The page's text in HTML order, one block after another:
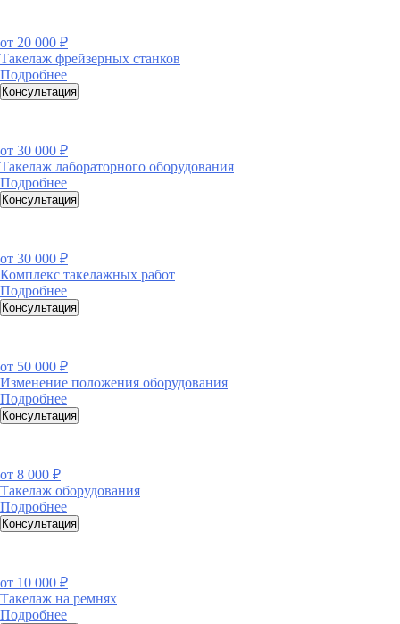
от 20 000 ₽
Такелаж фрейзерных станков
Подробнее
Консультация
от 30 000 ₽
Такелаж лабораторного оборудования
Подробнее
Консультация
от 30 000 ₽
Комплекс такелажных работ
Подробнее
Консультация
от 50 000 ₽
Изменение положения оборудования
Подробнее
Консультация
от 8 000 ₽
Такелаж оборудования
Подробнее
Консультация
от 10 000 ₽
Такелаж на ремнях
Подробнее